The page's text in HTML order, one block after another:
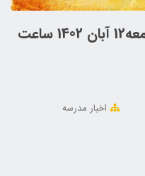
مراسم پر فیض دعای ندبه جمعه12 آبان 1402 ساعت
اخبار مدرسه